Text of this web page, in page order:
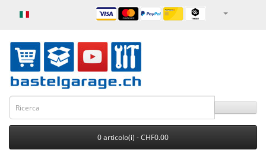
0 articolo(i) - CHF0.00